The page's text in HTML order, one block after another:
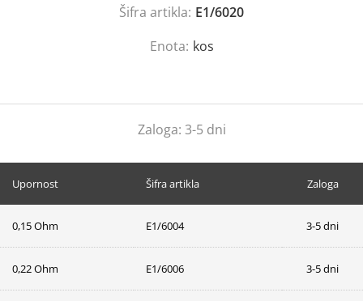
Šifra artikla: E1/6020
Enota: kos
Zaloga: 3-5 dni
Upornost Šifra artikla Zaloga
0,15 Ohm E1/6004 3-5 dni
0,22 Ohm E1/6006 3-5 dni